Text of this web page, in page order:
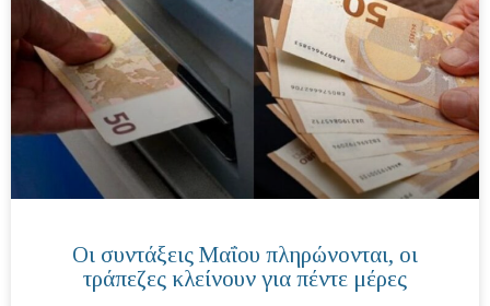
Οι συντάξεις Μαΐου πληρώνονται, οι
τράπεζες κλείνουν για πέντε μέρες